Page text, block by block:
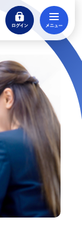
ログイン
閉じる